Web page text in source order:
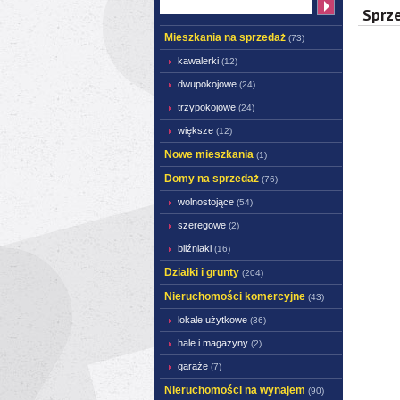
Mieszkania na sprzedaż (73)
kawalerki (12)
dwupokojowe (24)
trzypokojowe (24)
większe (12)
Nowe mieszkania (1)
Domy na sprzedaż (76)
wolnostojące (54)
szeregowe (2)
bliźniaki (16)
Działki i grunty (204)
Nieruchomości komercyjne (43)
lokale użytkowe (36)
hale i magazyny (2)
garaże (7)
Nieruchomości na wynajem (90)